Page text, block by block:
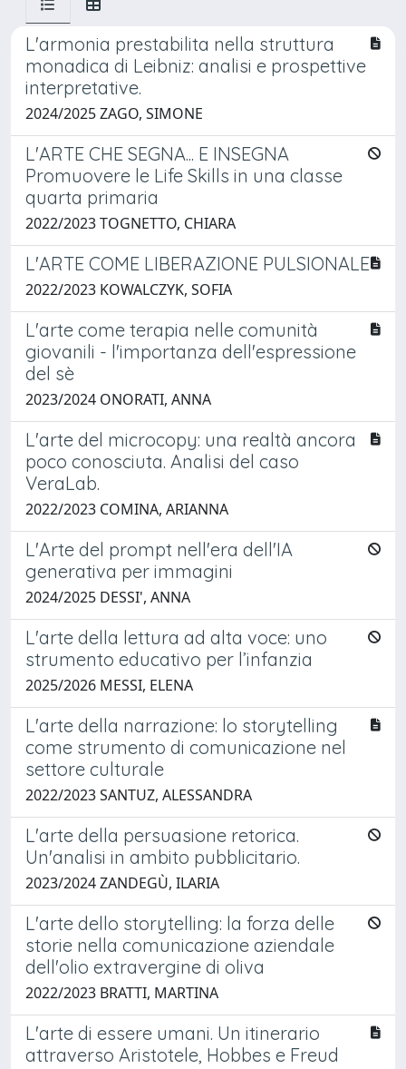
L'armonia prestabilita nella struttura
monadica di Leibniz: analisi e prospettive
interpretative.
2024/2025 ZAGO, SIMONE
L'ARTE CHE SEGNA... E INSEGNA
Promuovere le Life Skills in una classe
quarta primaria
2022/2023 TOGNETTO, CHIARA
L'ARTE COME LIBERAZIONE PULSIONALE
2022/2023 KOWALCZYK, SOFIA
L'arte come terapia nelle comunità
giovanili - l'importanza dell'espressione
del sè
2023/2024 ONORATI, ANNA
L'arte del microcopy: una realtà ancora
poco conosciuta. Analisi del caso
VeraLab.
2022/2023 COMINA, ARIANNA
L'Arte del prompt nell'era dell'IA
generativa per immagini
2024/2025 DESSI', ANNA
L'arte della lettura ad alta voce: uno
strumento educativo per l’infanzia
2025/2026 MESSI, ELENA
L'arte della narrazione: lo storytelling
come strumento di comunicazione nel
settore culturale
2022/2023 SANTUZ, ALESSANDRA
L'arte della persuasione retorica.
Un'analisi in ambito pubblicitario.
2023/2024 ZANDEGÙ, ILARIA
L'arte dello storytelling: la forza delle
storie nella comunicazione aziendale
dell'olio extravergine di oliva
2022/2023 BRATTI, MARTINA
L'arte di essere umani. Un itinerario
attraverso Aristotele, Hobbes e Freud